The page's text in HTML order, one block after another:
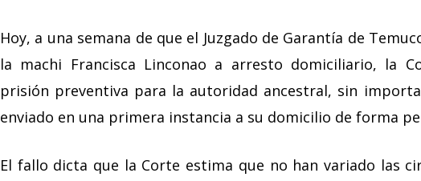
Hoy, a una semana de que el Juzgado de Garantía de
la machi Francisca Linconao a arresto domiciliario, la
prisión preventiva para la autoridad ancestral, sin
enviado en una primera instancia a su domicilio de forma
El fallo dicta que la Corte estima que no han variado las